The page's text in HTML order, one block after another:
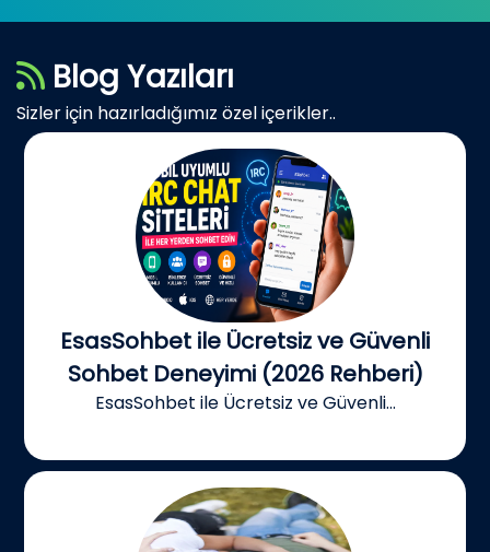
Blog Yazıları
Sizler için hazırladığımız özel içerikler..
EsasSohbet ile Ücretsiz ve Güvenli
Sohbet Deneyimi (2026 Rehberi)
EsasSohbet ile Ücretsiz ve Güvenli...